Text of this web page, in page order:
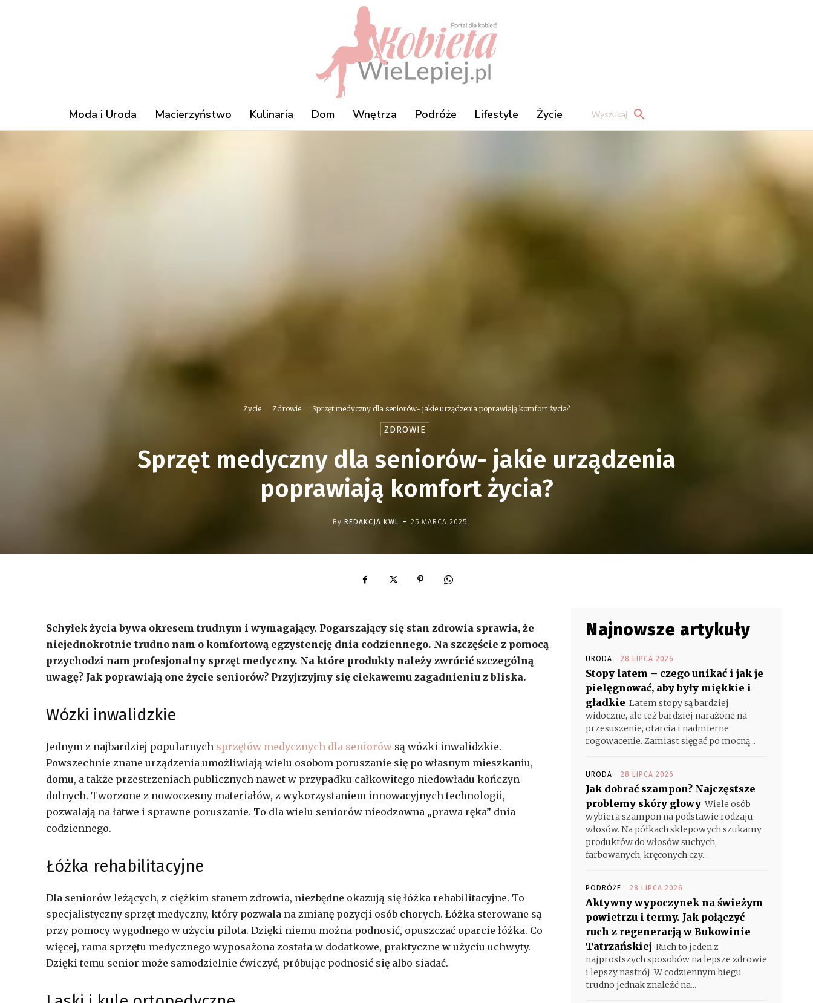
Moda i Uroda Macierzyństwo Kulinaria Dom Wnętrza Podróże Lifestyle Życie Wyszukaj
Życie Zdrowie Sprzęt medyczny dla seniorów- jakie urządzenia poprawiają komfort życia?
ZDROWIE
Sprzęt medyczny dla seniorów- jakie urządzenia
poprawiają komfort życia?
By REDAKCJA KWL - 25 MARCA 2025
Schyłek życia bywa okresem trudnym i wymagający. Pogarszający się stan zdrowia sprawia, że
niejednokrotnie trudno nam o komfortową egzystencję dnia codziennego. Na szczęście z pomocą
przychodzi nam profesjonalny sprzęt medyczny. Na które produkty należy zwrócić szczególną
uwagę? Jak poprawiają one życie seniorów? Przyjrzyjmy się ciekawemu zagadnieniu z bliska.
Wózki inwalidzkie
Jednym z najbardziej popularnych sprzętów medycznych dla seniorów są wózki inwalidzkie.
Powszechnie znane urządzenia umożliwiają wielu osobom poruszanie się po własnym mieszkaniu,
domu, a także przestrzeniach publicznych nawet w przypadku całkowitego niedowładu kończyn
dolnych. Tworzone z nowoczesny materiałów, z wykorzystaniem innowacyjnych technologii,
pozwalają na łatwe i sprawne poruszanie. To dla wielu seniorów nieodzowna „prawa ręka” dnia
codziennego.
Łóżka rehabilitacyjne
Dla seniorów leżących, z ciężkim stanem zdrowia, niezbędne okazują się łóżka rehabilitacyjne. To
specjalistyczny sprzęt medyczny, który pozwala na zmianę pozycji osób chorych. Łóżka sterowane są
przy pomocy wygodnego w użyciu pilota. Dzięki niemu można podnosić, opuszczać oparcie łóżka. Co
więcej, rama sprzętu medycznego wyposażona została w dodatkowe, praktyczne w użyciu uchwyty.
Dzięki temu senior może samodzielnie ćwiczyć, próbując podnosić się albo siadać.
Najnowsze artykuły
URODA 28 LIPCA 2026
Stopy latem – czego unikać i jak je
pielęgnować, aby były miękkie i
gładkie Latem stopy są bardziej
widoczne, ale też bardziej narażone na
przesuszenie, otarcia i nadmierne
rogowacenie. Zamiast sięgać po mocną...
URODA 28 LIPCA 2026
Jak dobrać szampon? Najczęstsze
problemy skóry głowy Wiele osób
wybiera szampon na podstawie rodzaju
włosów. Na półkach sklepowych szukamy
produktów do włosów suchych,
farbowanych, kręconych czy...
PODRÓŻE 28 LIPCA 2026
Aktywny wypoczynek na świeżym
powietrzu i termy. Jak połączyć
ruch z regeneracją w Bukowinie
Tatrzańskiej Ruch to jeden z
najprostszych sposobów na lepsze zdrowie
i lepszy nastrój. W codziennym biegu
trudno jednak znaleźć na...